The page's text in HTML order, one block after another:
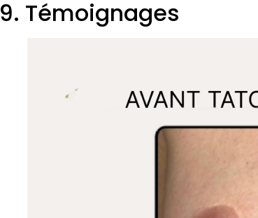
9. Témoignages